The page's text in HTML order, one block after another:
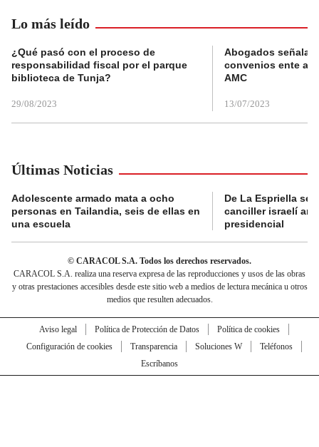
Lo más leído
¿Qué pasó con el proceso de
responsabilidad fiscal por el parque
biblioteca de Tunja?
29/08/2023
Abogados
convenios ente
AMC
13/07/2023
Últimas Noticias
Adolescente armado mata a ocho
personas en Tailandia, seis de ellas en
una escuela
De La Espriella se
canciller israelí
presidencial
© CARACOL S.A. Todos los derechos reservados.
CARACOL S.A. realiza una reserva expresa de las reproducciones y usos de las obras
y otras prestaciones accesibles desde este sitio web a medios de lectura mecánica u otros
medios que resulten adecuados.
Aviso legal Política de Protección de Datos
Política de cookies
Configuración de cookies
Transparencia Soluciones W
Teléfonos
Escríbanos